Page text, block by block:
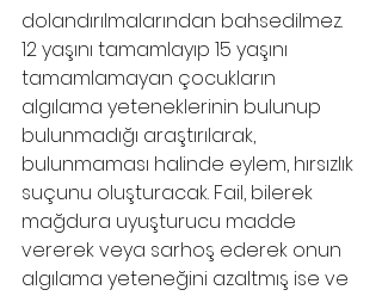
dolandırılmalarından bahsedilmez.
12 yaşını tamamlayıp 15 yaşını
tamamlamayan çocukların
algılama yeteneklerinin bulunup
bulunmadığı araştırılarak,
bulunmaması halinde eylem, hırsızlık
suçunu oluşturacak. Fail, bilerek
mağdura uyuşturucu madde
vererek veya sarhoş ederek onun
algılama yeteneğini azaltmış ise ve